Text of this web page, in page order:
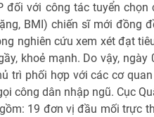
với công tác tuyển chọn
BMI) chiến sĩ mới đồng
nghiên cứu xem xét đạt
khoẻ mạnh. Do vậy, ngày
trì phối hợp với các cơ
công dân nhập ngũ. Cục
19 đơn vị đầu mối trực